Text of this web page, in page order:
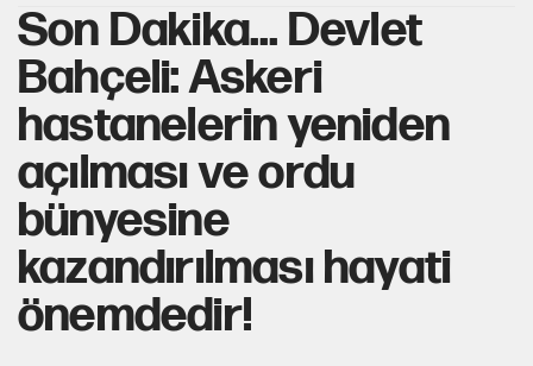
Son Dakika... Devlet
Bahçeli: Askeri
hastanelerin yeniden
açılması ve ordu
bünyesine
kazandırılması hayati
önemdedir!